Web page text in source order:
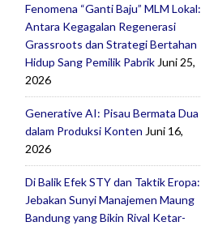
Fenomena “Ganti Baju” MLM Lokal:
Antara Kegagalan Regenerasi
Grassroots dan Strategi Bertahan
Hidup Sang Pemilik Pabrik Juni 25,
2026
Generative AI: Pisau Bermata Dua
dalam Produksi Konten Juni 16,
2026
Di Balik Efek STY dan Taktik Eropa:
Jebakan Sunyi Manajemen Maung
Bandung yang Bikin Rival Ketar-